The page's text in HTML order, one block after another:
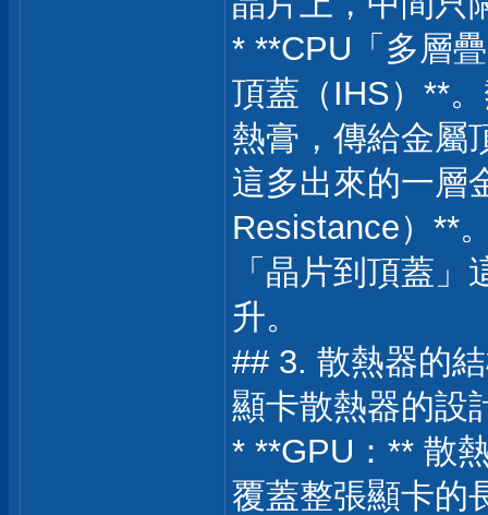
* **CPU「多層
頂蓋（IHS）**
熱膏，傳給金屬
這多出來的一層
Resistance）**
「晶片到頂蓋
升。
## 3. 散熱器的
顯卡散熱器的設
* **GPU：** 散
覆蓋整張顯卡的